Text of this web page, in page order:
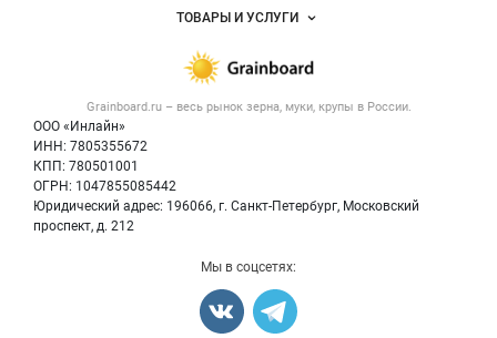
Grainboard.ru – весь рынок зерна, муки, крупы в России.
ООО «Инлайн»
ИНН: 7805355672
КПП: 780501001
ОГРН: 1047855085442
Юридический адрес: 196066, г. Санкт-Петербург, Московский
проспект, д. 212
Размещение рекламы
Публичная оферта
Контактная информация
Политика обработки персональных данных
Объявления
Новости рынка
ТОВАРЫ И УСЛУГИ
Крупы
Мука
Мы в соцсетях: